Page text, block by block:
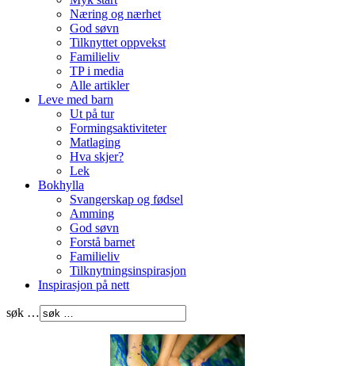
Næring og nærhet
God søvn
Tilknyttet oppvekst
Familieliv
TP i media
Alle artikler
Leve med barn
Ut på tur
Formingsaktiviteter
Matlaging
Hva skjer?
Lek
Bokhylla
Svangerskap og fødsel
Amming
God søvn
Forstå barnet
Familieliv
Tilknytningsinspirasjon
Inspirasjon på nett
søk …